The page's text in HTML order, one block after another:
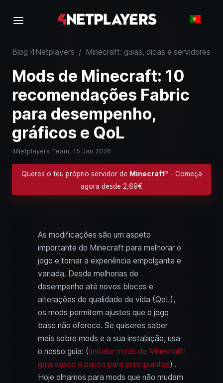
Blog 4Netplayers / Minecraft: guias, dicas e servidores
Mods de Minecraft: 10
recomendações Fabric
para desempenho,
gráficos e QoL
4Netplayers Team, 15 Jan 2026
Queres o teu próprio servidor de Minecraft? - Começa
agora desde 2,69€
As modificações são um aspeto
importante do Minecraft para melhorar o
jogo e tornar a experiência empolgante e
variada. Desde melhorias de
desempenho até novos blocos e
alterações de qualidade de vida (QoL),
os mods permitem ajustes que o jogo
base não oferece. Se quiseres saber
mais sobre mods e a sua instalação, usa
o nosso guia: ( Instalar mods de Minecraft:
guia passo a passo para principiantes) .
Hoje olhamos para mods que não mudam